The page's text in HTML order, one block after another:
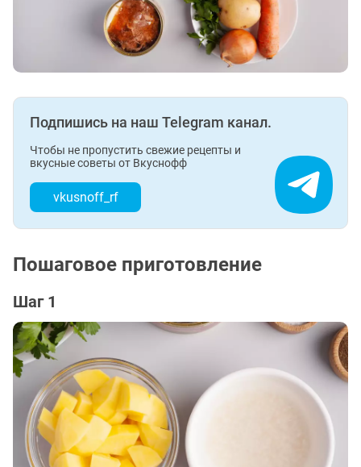
Подпишись на наш Telegram канал.
Чтобы не пропустить свежие рецепты и
вкусные советы от Вкуснофф
vkusnoff_rf
Пошаговое приготовление
Шаг 1